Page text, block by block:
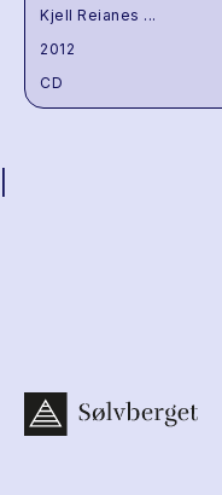
Kjell Reianes ...
2012
CD